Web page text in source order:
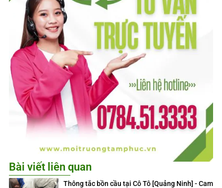
Bài viết liên quan
Thông tắc bồn cầu tại Cô Tô [Quảng Ninh] - Cam